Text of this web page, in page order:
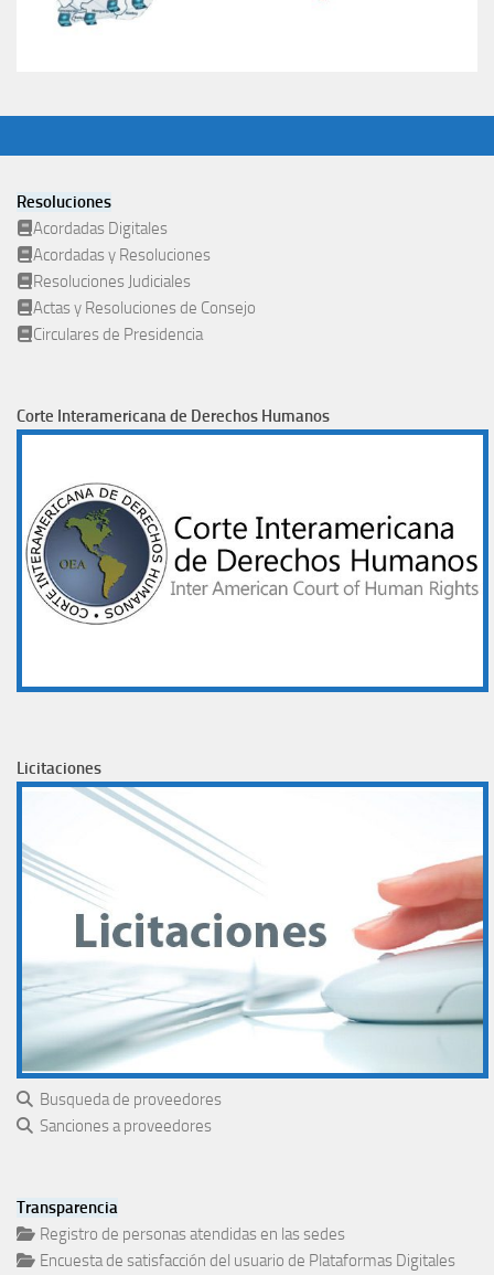
Resoluciones
Acordadas Digitales
Acordadas y Resoluciones
Resoluciones Judiciales
Actas y Resoluciones de Consejo
Circulares de Presidencia
Corte Interamericana de Derechos Humanos
Licitaciones
Busqueda de proveedores
Sanciones a proveedores
Transparencia
Registro de personas atendidas en las sedes
Encuesta de satisfacción del usuario de Plataformas Digitales